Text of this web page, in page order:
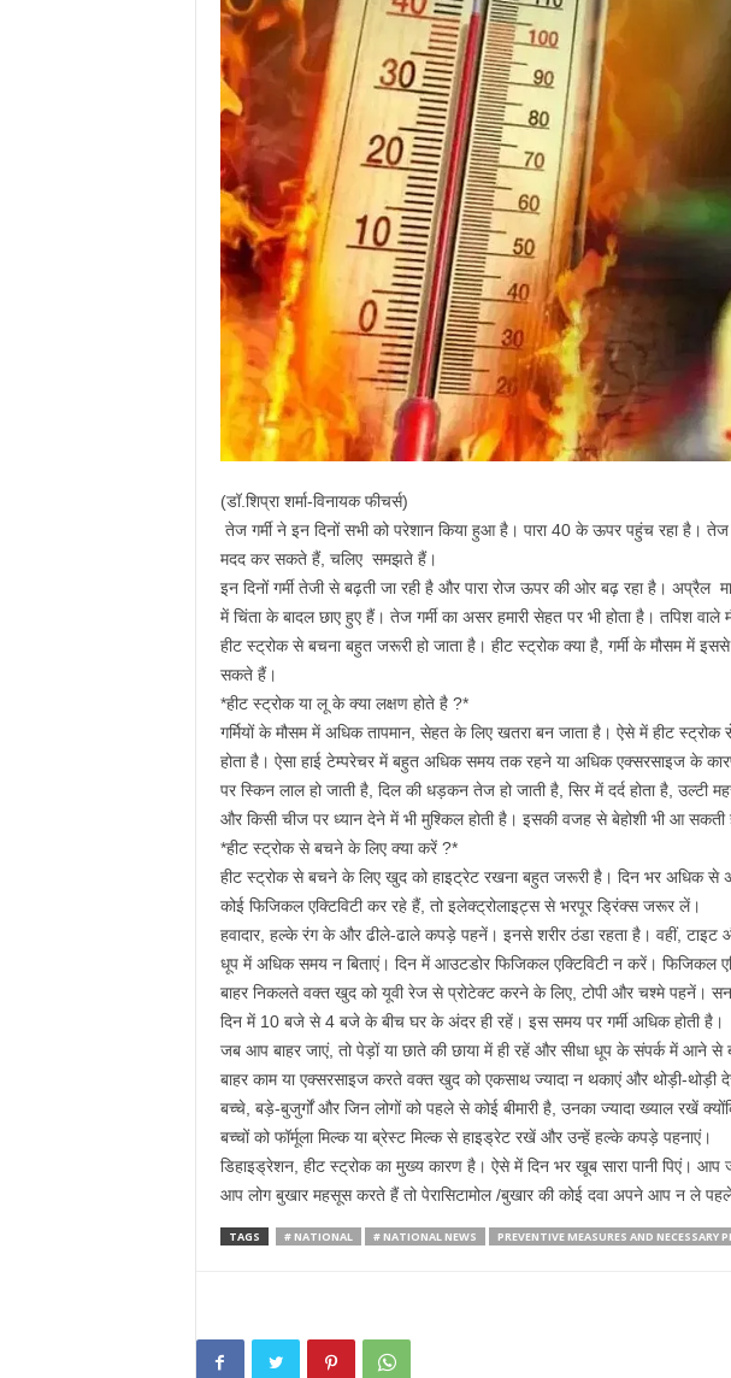
(डॉ.शिप्रा शर्मा-विनायक फीचर्स)
तेज गर्मी ने इन दिनों सभी को परेशान किया हुआ है। पारा 40 के ऊपर पहुंच रहा
मदद कर सकते हैं, चलिए समझते हैं।
इन दिनों गर्मी तेजी से बढ़ती जा रही है और पारा रोज ऊपर की ओर बढ़ रहा है।
में चिंता के बादल छाए हुए हैं। तेज गर्मी का असर हमारी सेहत पर भी होता है। तपिश
हीट स्ट्रोक से बचना बहुत जरूरी हो जाता है। हीट स्ट्रोक क्या है, गर्मी के मौसम
सकते हैं।
*हीट स्ट्रोक या लू के क्या लक्षण होते है ?*
गर्मियों के मौसम में अधिक तापमान, सेहत के लिए खतरा बन जाता है। ऐसे में हीट
होता है। ऐसा हाई टेम्परेचर में बहुत अधिक समय तक रहने या अधिक एक्सरसाइज के
पर स्किन लाल हो जाती है, दिल की धड़कन तेज हो जाती है, सिर में दर्द होता है,
और किसी चीज पर ध्यान देने में भी मुश्किल होती है। इसकी वजह से बेहोशी भी आ सकती
*हीट स्ट्रोक से बचने के लिए क्या करें ?*
हीट स्ट्रोक से बचने के लिए खुद को हाइट्रेट रखना बहुत जरूरी है। दिन भर अधिक से
कोई फिजिकल एक्टिविटी कर रहे हैं, तो इलेक्ट्रोलाइट्स से भरपूर ड्रिंक्स जरूर लें।
हवादार, हल्के रंग के और ढीले-ढाले कपड़े पहनें। इनसे शरीर ठंडा रहता है। वहीं,
धूप में अधिक समय न बिताएं। दिन में आउटडोर फिजिकल एक्टिविटी न करें। फिजिकल
बाहर निकलते वक्त खुद को यूवी रेज से प्रोटेक्ट करने के लिए, टोपी और चश्मे पहनें।
दिन में 10 बजे से 4 बजे के बीच घर के अंदर ही रहें। इस समय पर गर्मी अधिक होती है।
जब आप बाहर जाएं, तो पेड़ों या छाते की छाया में ही रहें और सीधा धूप के संपर्क में आने से
बाहर काम या एक्सरसाइज करते वक्त खुद को एकसाथ ज्यादा न थकाएं और थोड़ी-
बच्चे, बड़े-बुजुर्गों और जिन लोगों को पहले से कोई बीमारी है, उनका ज्यादा ख्याल रखें
बच्चों को फॉर्मूला मिल्क या ब्रेस्ट मिल्क से हाइड्रेट रखें और उन्हें हल्के कपड़े पहनाएं।
डिहाइड्रेशन, हीट स्ट्रोक का मुख्य कारण है। ऐसे में दिन भर खूब सारा पानी पिएं। आप
आप लोग बुखार महसूस करते हैं तो पेरासिटामोल /बुखार की कोई दवा अपने आप न ले
TAGS # NATIONAL # NATIONAL NEWS PREVENTIVE MEASURES AND NECESSARY